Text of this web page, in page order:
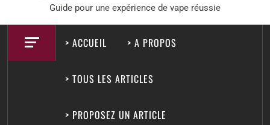
Guide pour une expérience de vape réussie
> ACCUEIL > A PROPOS
> TOUS LES ARTICLES
> PROPOSEZ UN ARTICLE